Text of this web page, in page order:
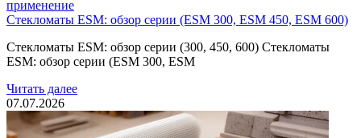
Стекломаты ESM: обзор серии (ESM 300, ESM 450, ESM 600)
Стекломаты ESM: обзор серии (300, 450, 600) Стекломаты
ESM: обзор серии (ESM 300, ESM
Читать далее
07.07.2026